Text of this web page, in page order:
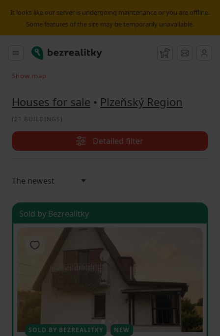
It looks like our server is undergoing maintenance or you are offline.
Some features of the site may be temporarily unavailable.
Main menu
Bezrealitky Watchdog
Search on the map
Show map
Houses for sale • Plzeňský Region
(21 BUILDINGS)
Detailed filter
Sold by Bezrealitky
1 2 3
Add to favorites
SOLD BY BEZREALITKY NEW